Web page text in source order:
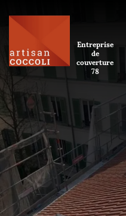
Entreprise
de
couverture
78